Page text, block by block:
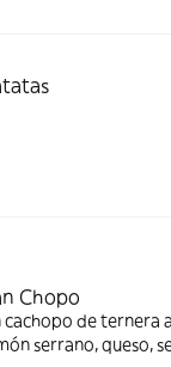
Chopo
cachopo de ternera
serrano, queso,